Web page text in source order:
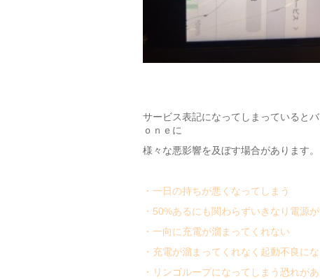
サービス表記になってしまっていると
ｏｎｅに
様々な悪影響を及ぼす場合があります。
・一日の持ちが悪くなってしまう
・50%あるにも関わらずいきなり電源
・一向に充電が溜まってくれない
・充電が溜まってくれなく起動不良に
・リンゴループになってしまう恐れがあ